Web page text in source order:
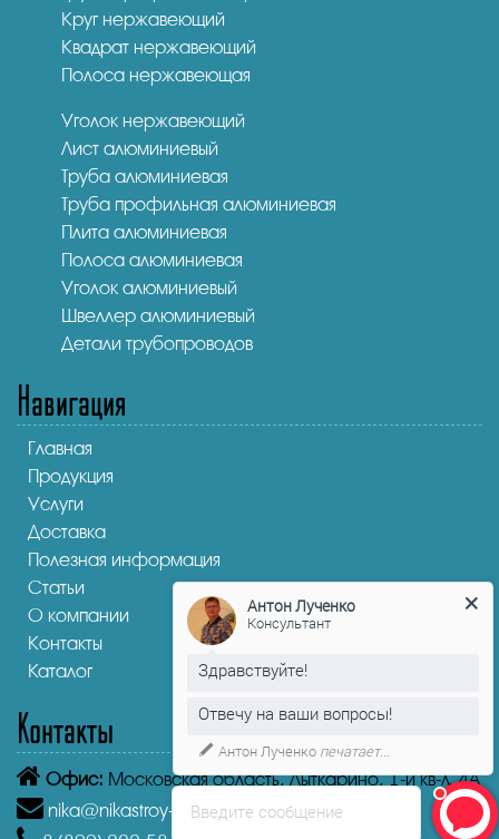
Круг нержавеющий
Квадрат нержавеющий
Полоса нержавеющая
Уголок нержавеющий
Лист алюминиевый
Труба алюминиевая
Труба профильная алюминиевая
Плита алюминиевая
Полоса алюминиевая
Уголок алюминиевый
Швеллер алюминиевый
Детали трубопроводов
Навигация
Главная
Продукция
Услуги
Доставка
Полезная информация
Статьи
О компании
Контакты
Каталог
Контакты
Офис: Московская область, Лыткарино, 1-й кв-л, 4А
nika@nikastroy-msk.ruВведите сообщение
Антон Лученко
Консультант
Здравствуйте!
Отвечу на ваши вопросы!
Антон Лученко печатает...